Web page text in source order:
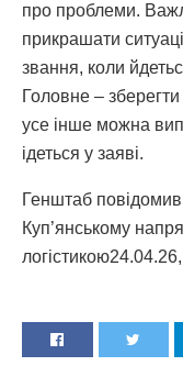
про проблеми.
прикрашати
звання, коли
Головне –
усе інше можна
ідеться у заяві.
Генштаб
Куп’янському